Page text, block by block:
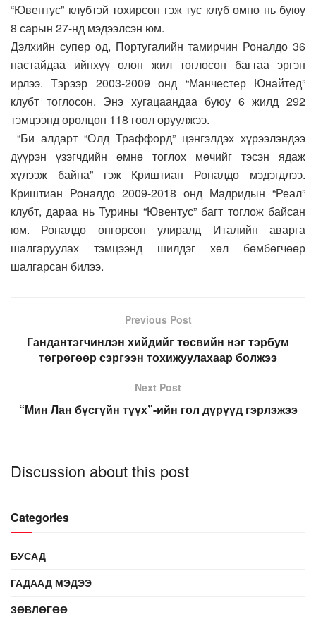
“Ювентус” клубтэй тохирсон гэж тус клуб өмнө нь буюу
8 сарын 27-нд мэдээлсэн юм.
Дэлхийн супер од, Португалийн тамирчин Роналдо 36
настайдаа ийнхүү олон жил тоглосон багтаа эргэн
ирлээ. Тэрээр 2003-2009 онд “Манчестер Юнайтед”
клубт тоглосон. Энэ хугацаандаа буюу 6 жилд 292
тэмцээнд оролцон 118 гоол оруулжээ.
“Би алдарт “Олд Траффорд” цэнгэлдэх хүрээлэндээ
дүүрэн үзэгчдийн өмнө тоглох мөчийг тэсэн ядаж
хүлээж байна” гэж Криштиан Роналдо мэдэгдлээ.
Криштиан Роналдо 2009-2018 онд Мадридын “Реал”
клубт, дараа нь Турины “Ювентус” багт тоглож байсан
юм. Роналдо өнгөрсөн улиралд Италийн аварга
шалгаруулах тэмцээнд шилдэг хөл бөмбөгчөөр
шалгарсан билээ.
Previous Post
Гандантэгчинлэн хийдийг төсвийн нэг тэрбум
төгрөгөөр сэргээн тохижуулахаар болжээ
Next Post
“Мин Лан бүсгүйн түүх”-ийн гол дүрүүд гэрлэжээ
Discussion about this post
Categories
БУСАД
ГАДААД МЭДЭЭ
ЗӨВЛӨГӨӨ